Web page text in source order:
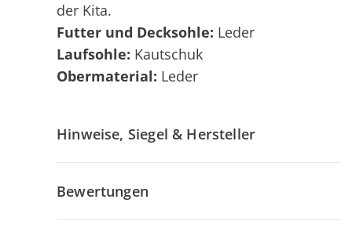
der Kita.
Futter und Decksohle: Leder
Laufsohle: Kautschuk
Obermaterial: Leder
Hinweise, Siegel & Hersteller
Bewertungen